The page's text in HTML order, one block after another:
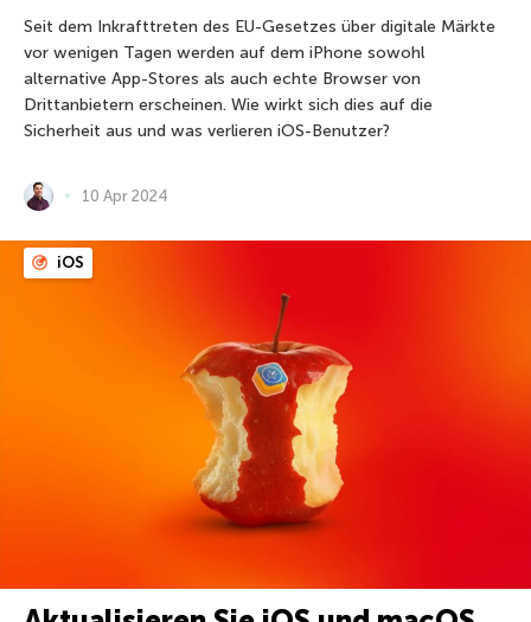
Seit dem Inkrafttreten des EU-Gesetzes über digitale Märkte
vor wenigen Tagen werden auf dem iPhone sowohl
alternative App-Stores als auch echte Browser von
Drittanbietern erscheinen. Wie wirkt sich dies auf die
Sicherheit aus und was verlieren iOS-Benutzer?
10 Apr 2024
iOS